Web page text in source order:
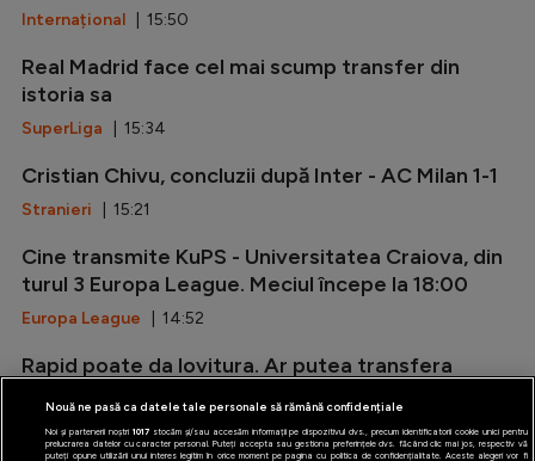
Internațional | 15:50
Real Madrid face cel mai scump transfer din
istoria sa
SuperLiga | 15:34
Cristian Chivu, concluzii după Inter - AC Milan 1-1
Stranieri | 15:21
Cine transmite KuPS - Universitatea Craiova, din
turul 3 Europa League. Meciul începe la 18:00
Europa League | 14:52
Rapid poate da lovitura. Ar putea transfera
SuperLiga| 14:22
Nouă ne pasă ca datele tale personale să rămână confidențiale
Noi și partenerii noștri 1017stocăm și/sau accesăm informații pe dispozitivul dvs., precum identificatorii cookie unici pentru
prelucrarea datelor cu caracter personal. Puteți accepta sau gestiona preferințele dvs. făcând clic mai jos, respectiv vă
puteți opune utilizării unui interes legitim în orice moment pe pagina cu politica de confidențialitate. Aceste alegeri vor fi